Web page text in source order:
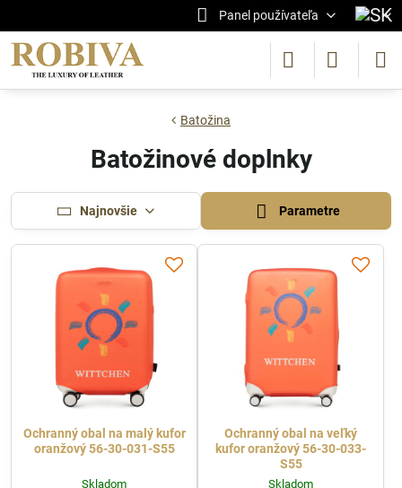
Panel používateľa
Batožina
Batožinové doplnky
Najnovšie Parametre
Ochranný obal na malý kufor
oranžový 56-30-031-S55
Skladom
Ochranný obal na veľký
kufor oranžový 56-30-033-
S55
Skladom